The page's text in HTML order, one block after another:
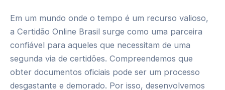
Em um mundo onde o tempo é um recurso valioso,
a Certidão Online Brasil surge como uma parceira
confiável para aqueles que necessitam de uma
segunda via de certidões. Compreendemos que
obter documentos oficiais pode ser um processo
desgastante e demorado. Por isso, desenvolvemos